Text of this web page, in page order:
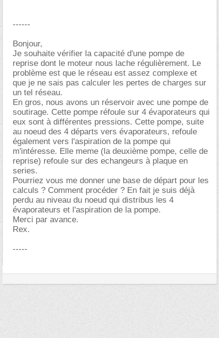
------
Bonjour,
Je souhaite vérifier la capacité d'une pompe de
reprise dont le moteur nous lache régulièrement. Le
problème est que le réseau est assez complexe et
que je ne sais pas calculer les pertes de charges sur
un tel réseau.
En gros, nous avons un réservoir avec une pompe de
soutirage. Cette pompe réfoule sur 4 évaporateurs qui
eux sont à différentes pressions. Cette pompe, suite
au noeud des 4 départs vers évaporateurs, refoule
également vers l'aspiration de la pompe qui
m'intéresse. Elle meme (la deuxième pompe, celle de
reprise) refoule sur des echangeurs à plaque en
series.
Pourriez vous me donner une base de départ pour les
calculs ? Comment procéder ? En fait je suis déjà
perdu au niveau du noeud qui distribus les 4
évaporateurs et l'aspiration de la pompe.
Merci par avance.
Rex.
-----